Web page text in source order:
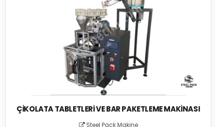
ÇIKOLATA TABLETLERI VE BAR PAKETLEME MAKINASI
Steel Pack Makine